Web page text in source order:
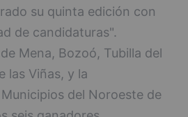
su quinta edición con
de candidaturas".
Mena, Bozoó, Tubilla del
las Viñas, y la
del Noroeste de